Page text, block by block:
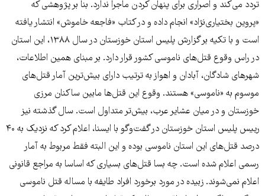
تردد می‌کند و اصراری برای پنهان کردن ماجرا ندارد. بنا بر پژوهشی که
«پروین بختیاری‌نژاد» انجام داده و در کتاب «فاجعه خاموش» انتشار یافته
است و با تکیه بر گزارش پلیس استان خوزستان در سال ۱۳۸۸، این استان
در راس وقوع قتل‌های ناموسی کشور قرار دارد. بر مبنای همین اطلاعات،
شهرهای شادگان، آبادان و اهواز به ترتیب دارای بیش‌ترین آمار قتل‌های
موسوم به «ناموسی» هستند. وقوع این قتل‌ها مابین ساکنان مرزی
خوزستان و در میان عشایر عرب، بیش‌تر متداول است. سال گذشته نیز
رییس پلیس استان خوزستان در گفت‌و‌گو با ایسنا، اعلام کرد که نزدیک به ۴۰
درصد قتل‌های این استان ناموسی بوده و این البته فقط مربوط به آمار
رسمی اعلام شده است. چه بسا قتل‌های بسیاری که اساسا به مراجع قانونی
اعلام نمی‌شوند. زبیده در مورد برخورد افراد طایفه با مساله قتل ناموسی